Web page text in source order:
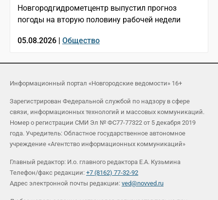
Новгородгидрометцентр выпустил прогноз
погоды на вторую половину рабочей недели
05.08.2026 | Общество
Информационный портал «Новгородские ведомости» 16+
Зарегистрирован Федеральной службой по надзору в сфере
связи, информационных технологий и массовых коммуникаций.
Номер о регистрации СМИ Эл № ФС77-77322 от 5 декабря 2019
года. Учредитель: Областное государственное автономное
учреждение «Агентство информационных коммуникаций»
Главный редактор: И.о. главного редактора Е.А. Кузьмина
Телефон/факс редакции: +7 (8162) 77-32-92
Адрес электронной почты редакции: ved@novved.ru